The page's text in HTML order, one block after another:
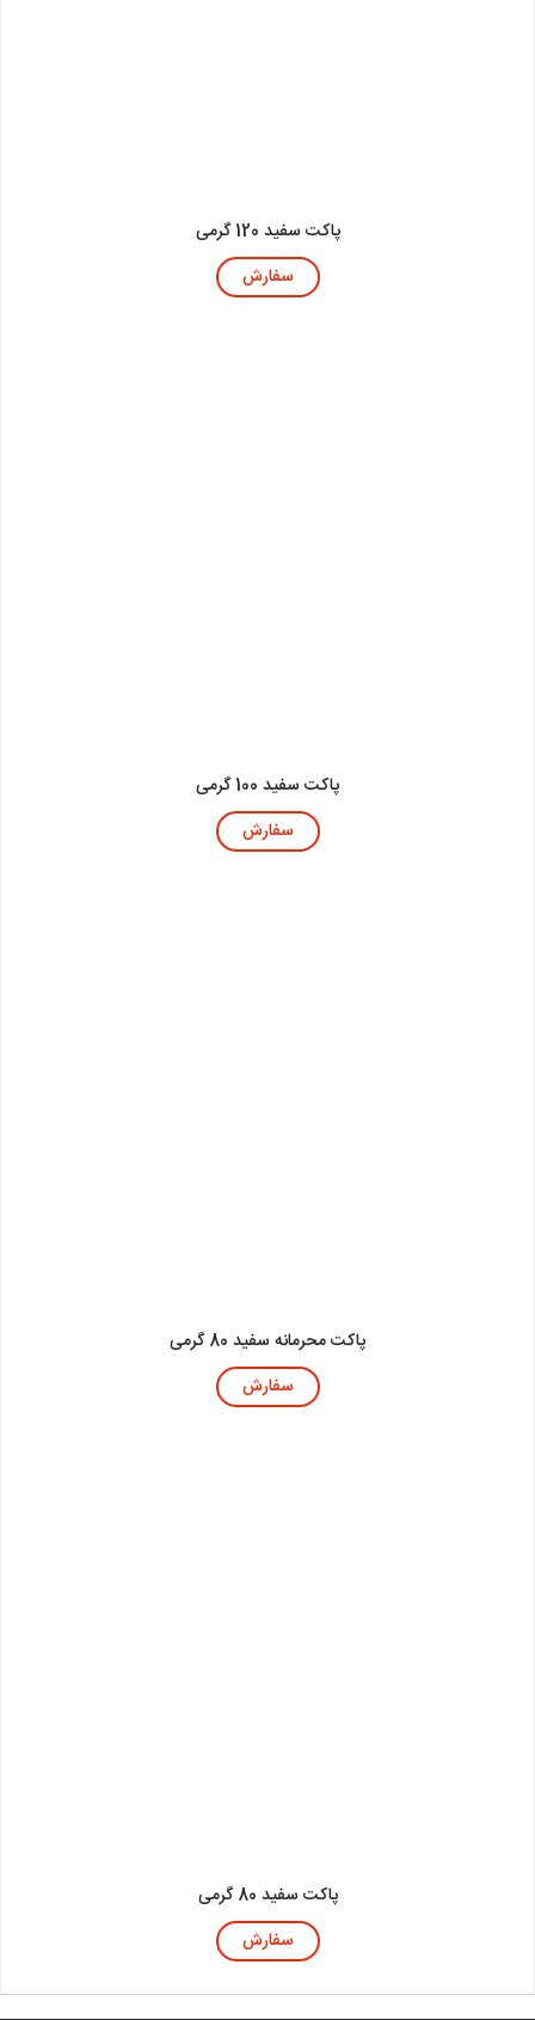
پاکت سفید 120 گرمی
سفارش
پاکت سفید 100 گرمی
سفارش
پاکت محرمانه سفید 80 گرمی
سفارش
پاکت سفید 80 گرمی
سفارش